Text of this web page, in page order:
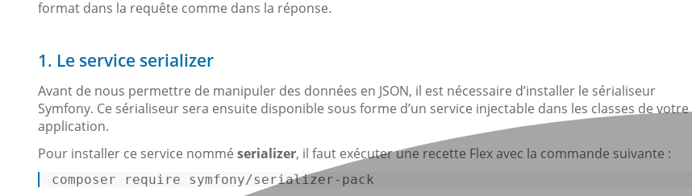
format dans la requête comme dans la réponse.
1. Le service serializer
Avant de nous permettre de manipuler des données en JSON, il est nécessaire d’installer le sérialiseur
Symfony. Ce sérialiseur sera ensuite disponible sous forme d’un service injectable dans les classes de votre
application.
Pour installer ce service nommé serializer, il faut exécuter une recette Flex avec la commande suivante :
composer require symfony/serializer- pack